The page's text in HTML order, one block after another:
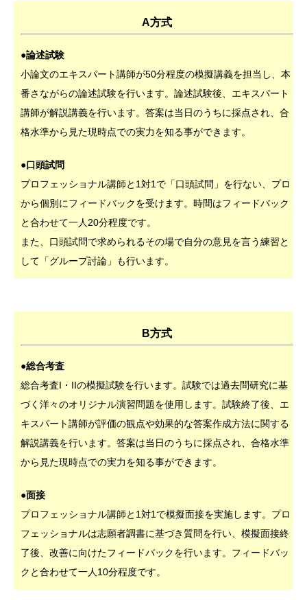
A方式
●論述試験
小論文のエキスパート講師が50分程度の模擬講義を担当し、本
番さながらの論述試験を行います。論述試験後、エキスパート
講師が解説講義を行います。答案は当日のうちに採点され、合
格水準から見た現時点での実力を知る事ができます。
●口頭試問
プロフェッショナル講師と1対1で「口頭試問」を行ない、プロ
から個別にフィードバックを受けます。時間はフィードバック
と合わせて一人20分程度です。
また、口頭試問で求められるその場で自分の意見を言う練習と
して「グループ討論」も行います。
B方式
●総合考査
総合考査I・IIの模擬試験を行います。試験では過去問研究に基
づく洋々のオリジナル演習問題を使用します。試験終了後、エ
キスパート講師が評価の観点や効果的な答案作成方法に関する
解説講義を行います。答案は当日のうちに採点され、合格水準
から見た現時点での実力を知る事ができます。
●面接
プロフェッショナル講師と1対1で模擬面接を実施します。プロ
フェッショナルは志願者調書に基づき質問を行い、模擬面接終
了後、改善に向けたフィードバックを行います。フィードバッ
クと合わせて一人10分程度です。